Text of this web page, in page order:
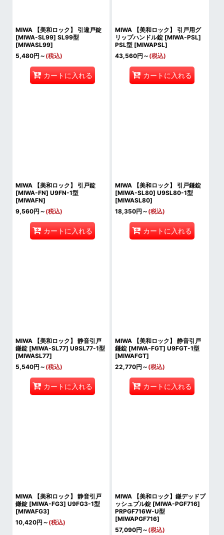
MIWA 【美和ロック】 引違戸錠
[MIWA-SL99] SL99型
[MIWASL99]
5,480円 ～ (税込)
カートに入れる
MIWA 【美和ロック】 引戸用グ
リップハンドル錠 [MIWA-PSL]
PSL型 [MIWAPSL]
43,560円 ～ (税込)
カートに入れる
MIWA 【美和ロック】 引戸錠
[MIWA-FN] U9FN-1型
[MIWAFN]
9,560円 ～ (税込)
カートに入れる
MIWA 【美和ロック】 引戸鎌錠
[MIWA-SL80] U9SL80-1型
[MIWASL80]
18,350円 ～ (税込)
カートに入れる
MIWA 【美和ロック】 静音引戸
鎌錠 [MIWA-SL77] U9SL77-1型
[MIWASL77]
5,540円 ～ (税込)
カートに入れる
MIWA 【美和ロック】 静音引戸
鎌錠 [MIWA-FGT] U9FGT-1型
[MIWAFGT]
22,770円 ～ (税込)
カートに入れる
MIWA 【美和ロック】 静音引戸
鎌錠 [MIWA-FG3] U9FG3-1型
[MIWAFG3]
10,420円 ～ (税込)
MIWA 【美和ロック】鎌デッドプ
ッシュプル錠 [MIWA-PGF716]
PRPGF716W-U型
[MIWAPGF716]
57,090円 ～ (税込)